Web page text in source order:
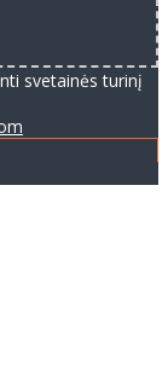
svetainės turinį